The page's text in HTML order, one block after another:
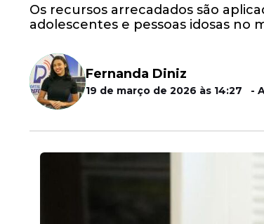
Os recursos arrecadados são
adolescentes e pessoas idosas no
Fernanda Diniz
19 de março de 2026 às 14:27 -